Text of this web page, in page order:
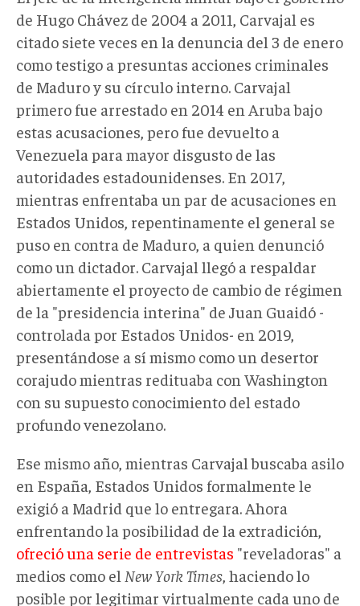
de Hugo Chávez de 2004 a 2011, Carvajal es
citado siete veces en la denuncia del 3 de enero
como testigo a presuntas acciones criminales
de Maduro y su círculo interno. Carvajal
primero fue arrestado en 2014 en Aruba bajo
estas acusaciones, pero fue devuelto a
Venezuela para mayor disgusto de las
autoridades estadounidenses. En 2017,
mientras enfrentaba un par de acusaciones en
Estados Unidos, repentinamente el general se
puso en contra de Maduro, a quien denunció
como un dictador. Carvajal llegó a respaldar
abiertamente el proyecto de cambio de régimen
de la "presidencia interina" de Juan Guaidó -
controlada por Estados Unidos- en 2019,
presentándose a sí mismo como un desertor
corajudo mientras redituaba con Washington
con su supuesto conocimiento del estado
profundo venezolano.
Ese mismo año, mientras Carvajal buscaba asilo
en España, Estados Unidos formalmente le
exigió a Madrid que lo entregara. Ahora
enfrentando la posibilidad de la extradición,
ofreció una serie de entrevistas "reveladoras" a
medios como el New York Times , haciendo lo
posible por legitimar virtualmente cada uno de